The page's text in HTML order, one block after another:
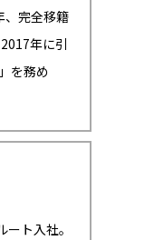
、完全移籍
年に引
を務め
ト入社。